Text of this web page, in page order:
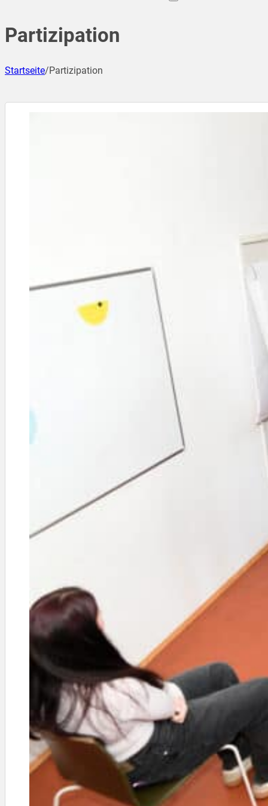
Partizipation
Startseite/Partizipation